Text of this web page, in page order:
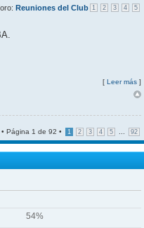
1 2 3 4 5
Reuniones del Club
[ Leer más ]
Página 1 de 92 • 1 2 3 4 5 92
54%